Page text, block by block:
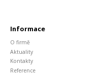
Informace
O firmě
Aktuality
Kontakty
Reference